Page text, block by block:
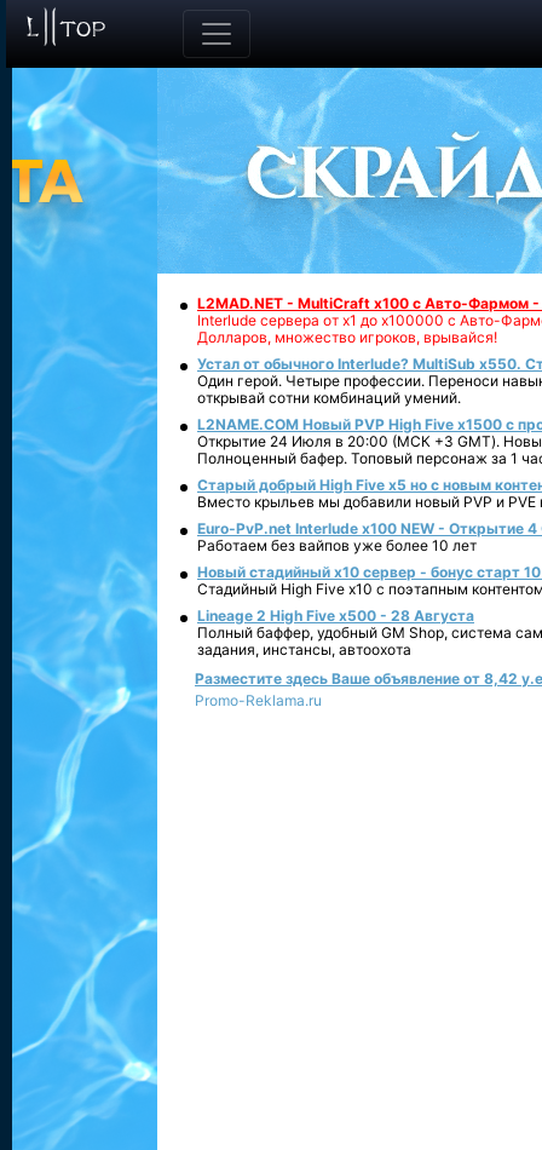
L2MAD.NET - MultiCraft x100 с Авто-Фармом
Interlude сервера от х1 до х100000 с Авто-
Долларов, множество игроков, врывайся!
Устал от обычного Interlude? MultiSub x550.
Один герой. Четыре профессии. Переноси
открывай сотни комбинаций умений.
L2NAME.COM Новый PVP High Five x1500 с
Открытие 24 Июля в 20:00 (МСК +3 GMT).
Полноценный бафер. Топовый персонаж за 1
Старый добрый High Five x5 но с новым
Вместо крыльев мы добавили новый PVP и PVE
Euro-PvP.net Interlude х100 NEW - Открытие 4
Работаем без вайпов уже более 10 лет
Новый стадийный х10 сервер - бонус старт
Стадийный High Five x10 с поэтапным
Lineage 2 High Five x500 - 28 Августа
Полный баффер, удобный GM Shop, система
задания, инстансы, автоохота
Разместите здесь Ваше объявление от 8,42
Promo-Reklama.ru